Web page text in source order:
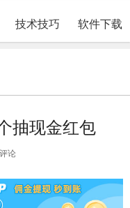
技术技巧 软件下载
抽现金红包
评论